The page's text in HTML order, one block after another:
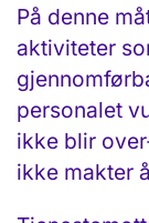
På denne
aktiviteter
personalet
ikke blir
ikke makter